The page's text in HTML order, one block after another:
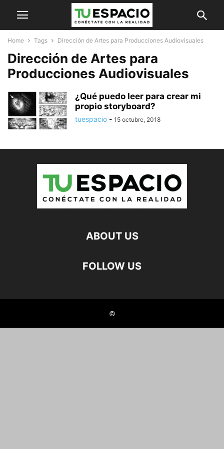
Home Tags Dirección de Artes para Producciones Audiovisuales
Dirección de Artes para
Producciones Audiovisuales
¿Qué puedo leer para crear mi
propio storyboard?
tuespacio - 15 octubre, 2018
ABOUT US
FOLLOW US
©